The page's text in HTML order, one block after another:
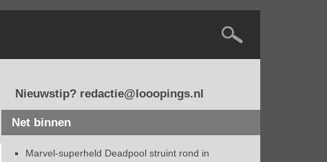
Nieuwstip? redactie@looopings.nl
Net binnen
Marvel-superheld Deadpool struint rond in